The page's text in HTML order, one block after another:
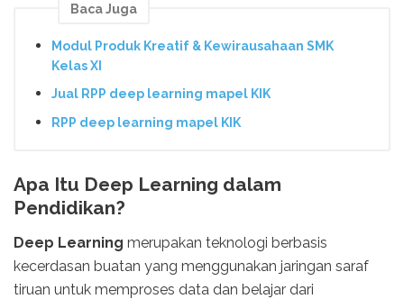
Baca Juga
Modul Produk Kreatif & Kewirausahaan SMK
Kelas XI
Jual RPP deep learning mapel KIK
RPP deep learning mapel KIK
Apa Itu Deep Learning dalam
Pendidikan?
Deep Learning merupakan teknologi berbasis
kecerdasan buatan yang menggunakan jaringan saraf
tiruan untuk memproses data dan belajar dari